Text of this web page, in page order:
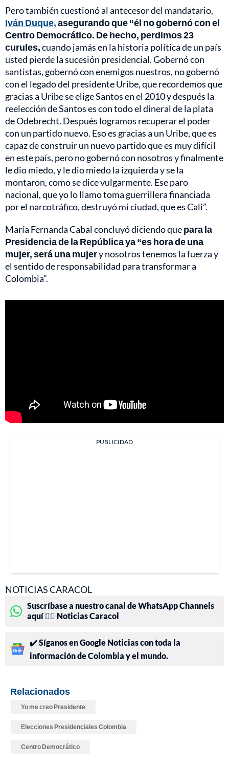
Pero también cuestionó al antecesor del mandatario,
Iván Duque,asegurando que “él no gobernó con el
Centro Democrático. De hecho, perdimos 23
curules,cuando jamás en la historia política de un país
usted pierde la sucesión presidencial. Gobernó con
santistas, gobernó con enemigos nuestros, no gobernó
con el legado del presidente Uribe, que recordemos que
gracias a Uribe se elige Santos en el 2010 y después la
reelección de Santos es con todo el dineral de la plata
de Odebrecht. Después logramos recuperar el poder
con un partido nuevo. Eso es gracias a un Uribe, que es
capaz de construir un nuevo partido que es muy difícil
en este país, pero no gobernó con nosotros y finalmente
le dio miedo, y le dio miedo la izquierda y se la
montaron, como se dice vulgarmente. Ese paro
nacional, que yo lo llamo toma guerrillera financiada
por el narcotráfico, destruyó mi ciudad, que es Cali”.
María Fernanda Cabal concluyó diciendo quepara la
Presidencia de la República ya “es hora de una
mujer, será una mujery nosotros tenemos la fuerza y
el sentido de responsabilidad para transformar a
Colombia”.
PUBLICIDAD
NOTICIAS CARACOL
Suscríbase a nuestro canal de WhatsApp Channels
aquí 👉🏻 Noticias Caracol
✔️ Síganos en Google Noticias con toda la
información de Colombia y el mundo.
Relacionados
Yo me creo Presidente
Elecciones Presidenciales Colombia
Centro Democrático